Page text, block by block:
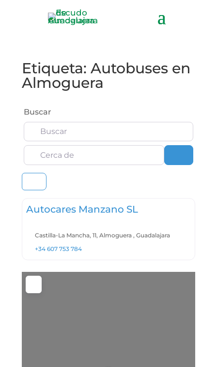
Etiqueta: Autobuses en
Almoguera
Buscar
Cerca de
Autocares Manzano SL
Castilla-La Mancha, 11, Almoguera , Guadalajara
+34 607 753 784